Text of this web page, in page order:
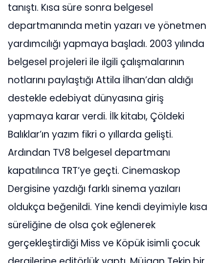
tanıştı. Kısa süre sonra belgesel
departmanında metin yazarı ve yönetmen
yardımcılığı yapmaya başladı. 2003 yılında
belgesel projeleri ile ilgili çalışmalarının
notlarını paylaştığı Attila İlhan’dan aldığı
destekle edebiyat dünyasına giriş
yapmaya karar verdi. İlk kitabı, Çöldeki
Balıklar’ın yazım fikri o yıllarda gelişti.
Ardından TV8 belgesel departmanı
kapatılınca TRT’ye geçti. Cinemaskop
Dergisine yazdığı farklı sinema yazıları
oldukça beğenildi. Yine kendi deyimiyle kısa
süreliğine de olsa çok eğlenerek
gerçekleştirdiği Miss ve Köpük isimli çocuk